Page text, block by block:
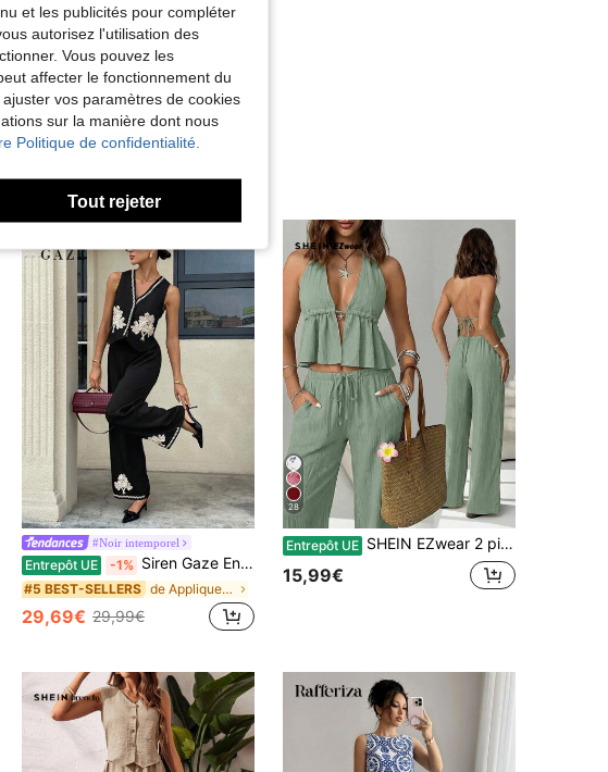
#Noir intemporel
Entrepôt UE -1% Siren Gaze Ensemble deux pièces pour femme, composé d'un gilet fleuri élégant noir et d'un pantalon. Look de navetteur de bureau dans un style old money. Tenue d'été quotidienne en deux pièces pour les femmes. Tenue de bureau décontractée pour femme. Ensemble femme d'été. Vêtements d'été formels pour femme.
#5 BEST-SELLERS de Appliques Coordonnées féminines
29,69€ 29,99€
28
Entrepôt UE SHEIN EZwear 2 pièces Ensemble Top sans dos et pantalon décontracté pour femmes
15,99€
et les publicités pour compléter
autorisez l'utilisation des
Vous pouvez les
affecter le fonctionnement du
vos paramètres de cookies
sur la manière dont nous
Politique de confidentialité.
Tout rejeter